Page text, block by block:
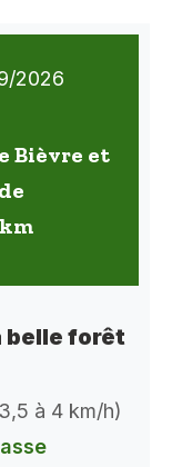
2026
Bièvre et
belle forêt
à 4 km/h)